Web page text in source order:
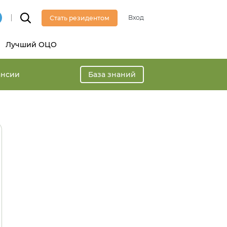
Стать резидентом Вход
Лучший ОЦО
База знаний